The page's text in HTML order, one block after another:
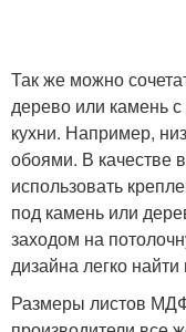
Так же можно
дерево или камень
кухни. Например,
обоями. В качестве
использовать
под камень или
заходом на
дизайна легко найти
Размеры листов